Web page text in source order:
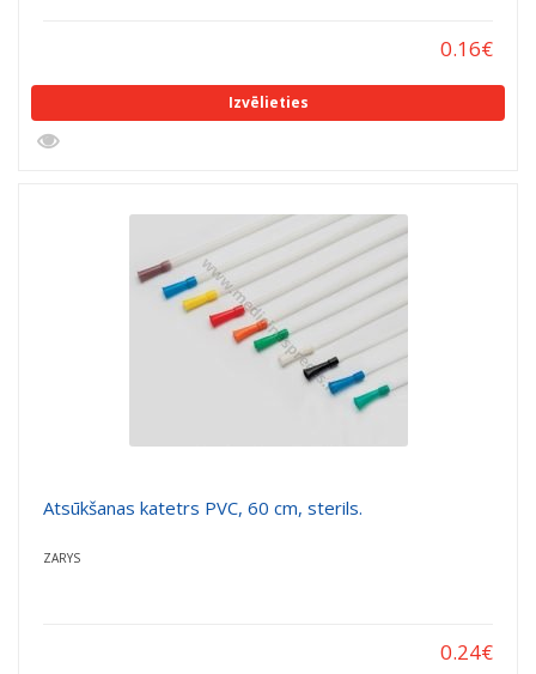
0.16€
Izvēlieties
Atsūkšanas katetrs PVC, 60 cm, sterils.
ZARYS
0.24€